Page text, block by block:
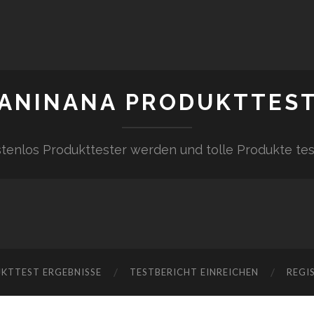
Produkttester werden und tolle Produkte
ERGEBNISSE TESTBERICHT EINREICHEN